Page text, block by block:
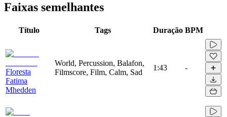
Faixas semelhantes
Título Tags Duração BPM
Floresta
Fatima
Mhedden
World, Percussion, Balafon,
Filmscore, Film, Calm, Sad
1:43 -